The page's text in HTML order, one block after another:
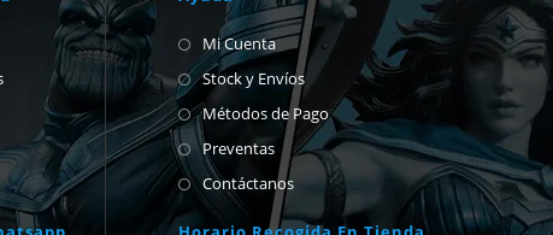
Mi Cuenta
Stock y Envíos
Métodos de Pago
Preventas
Contáctanos